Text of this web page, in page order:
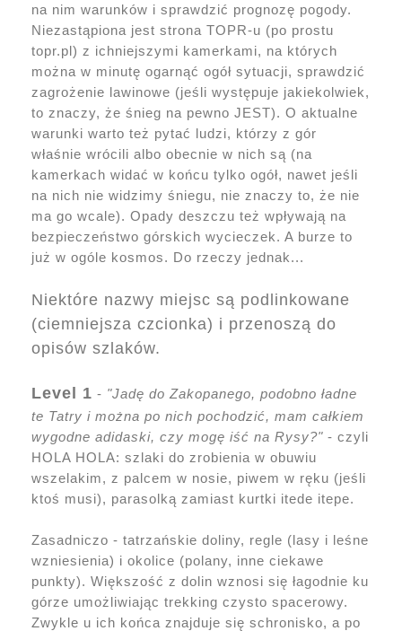
na nim warunków i sprawdzić prognozę pogody.
Niezastąpiona jest strona TOPR-u (po prostu
topr.pl) z ichniejszymi kamerkami, na których
można w minutę ogarnąć ogół sytuacji, sprawdzić
zagrożenie lawinowe (jeśli występuje jakiekolwiek,
to znaczy, że śnieg na pewno JEST). O aktualne
warunki warto też pytać ludzi, którzy z gór
właśnie wrócili albo obecnie w nich są (na
kamerkach widać w końcu tylko ogół, nawet jeśli
na nich nie widzimy śniegu, nie znaczy to, że nie
ma go wcale). Opady deszczu też wpływają na
bezpieczeństwo górskich wycieczek. A burze to
już w ogóle kosmos. Do rzeczy jednak...
Niektóre nazwy miejsc są podlinkowane
(ciemniejsza czcionka) i przenoszą do
opisów szlaków.
Level 1 - "Jadę do Zakopanego, podobno ładne
te Tatry i można po nich pochodzić, mam całkiem
wygodne adidaski, czy mogę iść na Rysy?" - czyli
HOLA HOLA: szlaki do zrobienia w obuwiu
wszelakim, z palcem w nosie, piwem w ręku (jeśli
ktoś musi), parasolką zamiast kurtki itede itepe.
Zasadniczo - tatrzańskie doliny, regle (lasy i leśne
wzniesienia) i okolice (polany, inne ciekawe
punkty). Większość z dolin wznosi się łagodnie ku
górze umożliwiając trekking czysto spacerowy.
Zwykle u ich końca znajduje się schronisko, a po